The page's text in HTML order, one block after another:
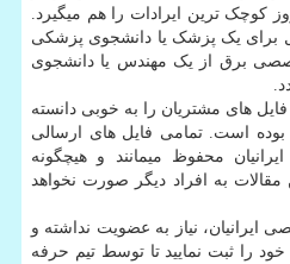
کوچک ترین ایرادات را هم می­گیرد.
برای یک پزشک یا دانشجوی پزشکی
برق از یک مهندس یا دانشجوی
های مشتریان را به خوبی دانسته
است. تمامی فایل های ارسالی
محفوظ می­مانند و هیچگونه
به افراد دیگر صورت نخواهد
نیاز به عضویت نداشته و
را ثبت نمایید تا توسط تیم حرفه